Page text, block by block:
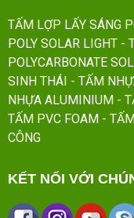
TẤM LỢP LẤY SÁNG
POLY SOLAR LIGHT -
POLYCARBONATE
SINH THÁI - TẤM
NHỰA ALUMINIUM -
TẤM PVC FOAM -
CÔNG
KẾT NỐI VỚI